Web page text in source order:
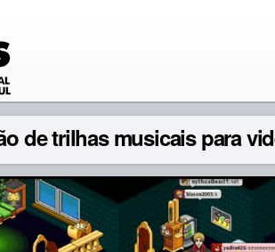
de trilhas musicais para